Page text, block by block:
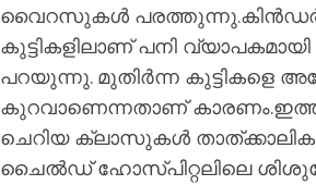
വൈറസുകള്‍
കുട്ടികളിലാണ് പനി
പറയുന്നു. മുതിര്‍ന്ന കുട്ടികളെ
കുറവാണെന്നതാണ്
ചെറിയ ക്ലാസുകള്‍
ചൈല്‍ഡ് ഹോസ്പിറ്റലിലെ